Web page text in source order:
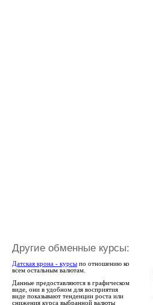
Другие обменные курсы:
Датская крона - курсы по отношению ко
всем остальным валютам.
Данные предоставляются в графическом
виде, они в удобном для восприятия
виде показывают тенденции роста или
снижения курса выбранной валюты